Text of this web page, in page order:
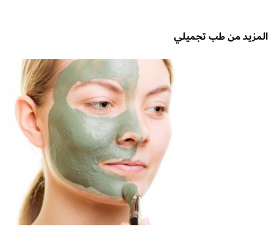
المزيد من طب تجميلي